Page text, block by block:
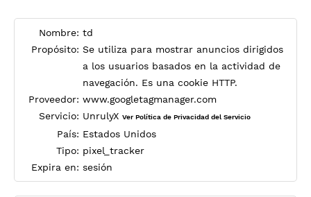
Nombre: td
Propósito: Se utiliza para mostrar anuncios dirigidos
a los usuarios basados en la actividad de
navegación. Es una cookie HTTP.
Proveedor: www.googletagmanager.com
Servicio: UnrulyX Ver Política de Privacidad del Servicio
País: Estados Unidos
Tipo: pixel_tracker
Expira en: sesión